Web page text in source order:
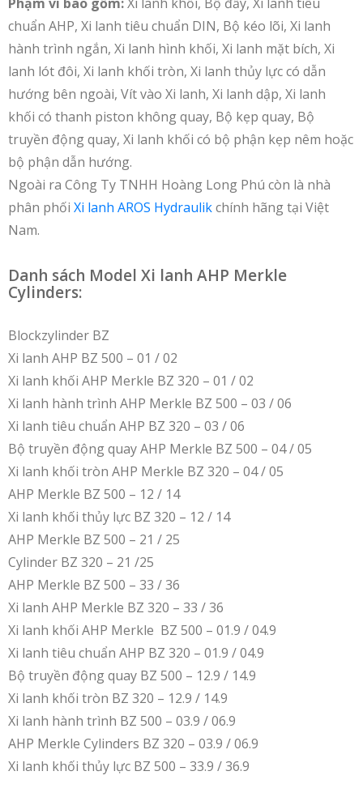
chuẩn AHP, Xi lanh tiêu chuẩn DIN, Bộ kéo lõi, Xi lanh
hành trình ngắn, Xi lanh hình khối, Xi lanh mặt bích, Xi
lanh lót đôi, Xi lanh khối tròn, Xi lanh thủy lực có dẫn
hướng bên ngoài, Vít vào Xi lanh, Xi lanh dập, Xi lanh
khối có thanh piston không quay, Bộ kẹp quay, Bộ
truyền động quay, Xi lanh khối có bộ phận kẹp nêm hoặc
bộ phận dẫn hướng.
Ngoài ra Công Ty TNHH Hoàng Long Phú còn là nhà
phân phối Xi lanh AROS Hydraulikchính hãng tại Việt
Nam.
Danh sách Model Xi lanh AHP Merkle
Cylinders:
Blockzylinder BZ
Xi lanh AHP BZ 500 – 01 / 02
Xi lanh khối AHP Merkle BZ 320 – 01 / 02
Xi lanh hành trình AHP Merkle BZ 500 – 03 / 06
Xi lanh tiêu chuẩn AHP BZ 320 – 03 / 06
Bộ truyền động quay AHP Merkle BZ 500 – 04 / 05
Xi lanh khối tròn AHP Merkle BZ 320 – 04 / 05
AHP Merkle BZ 500 – 12 / 14
Xi lanh khối thủy lực BZ 320 – 12 / 14
AHP Merkle BZ 500 – 21 / 25
Cylinder BZ 320 – 21 /25
AHP Merkle BZ 500 – 33 / 36
Xi lanh AHP Merkle BZ 320 – 33 / 36
Xi lanh khối AHP Merkle BZ 500 – 01.9 / 04.9
Xi lanh tiêu chuẩn AHP BZ 320 – 01.9 / 04.9
Bộ truyền động quay BZ 500 – 12.9 / 14.9
Xi lanh khối tròn BZ 320 – 12.9 / 14.9
Xi lanh hành trình BZ 500 – 03.9 / 06.9
AHP Merkle Cylinders BZ 320 – 03.9 / 06.9
Xi lanh khối thủy lực BZ 500 – 33.9 / 36.9